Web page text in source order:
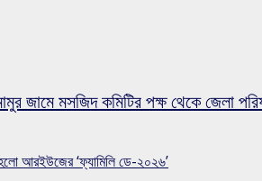
জামে মসজিদ কমিটির পক্ষ থেকে জেলা
আরইউজের ‘ফ্যামিলি ডে-২০২৬’